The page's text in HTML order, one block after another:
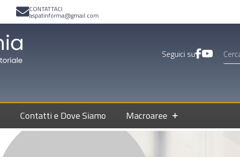
CONTATTACI
aspatinforma@gmail.com
Seguici su
Contatti e Dove Siamo Macroaree